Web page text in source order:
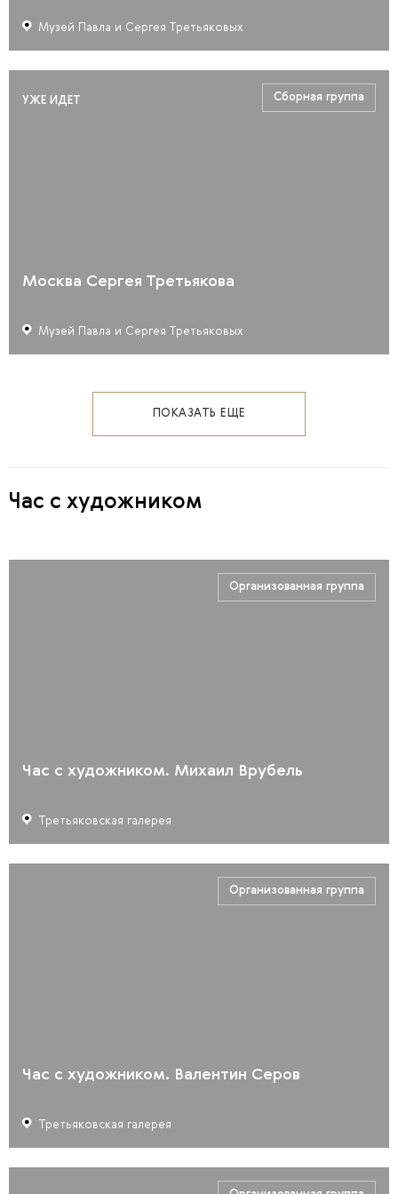
Музей Павла и Сергея Третьяковых
УЖЕ ИДЕТ Сборная группа
Москва Сергея Третьякова
Музей Павла и Сергея Третьяковых
ПОКАЗАТЬ ЕЩЕ
Час с художником
Организованная группа
Час с художником. Михаил Врубель
Третьяковская галерея
Организованная группа
Час с художником. Валентин Серов
Третьяковская галерея